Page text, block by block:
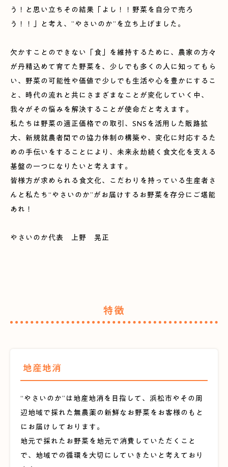
う！と思い立ちその結果「よし！！野菜を自分で売ろ
う！！」と考え、”やさいのか”を立ち上げました。
欠かすことのできない「食」を維持するために、農家の方々
が丹精込めて育てた野菜を、少しでも多くの人に知ってもら
い、野菜の可能性や価値で少しでも生活や心を豊かにするこ
と、時代の流れと共にさまざまなことが変化していく中、
我々がその悩みを解決することが使命だと考えます。
私たちは野菜の適正価格での取引、SNSを活用した販路拡
大、新規就農者間での協力体制の構築や、変化に対応するた
めの手伝いをすることにより、未来永劫続く食文化を支える
基盤の一つになりたいと考えます。
皆様方が求められる食文化、こだわりを持っている生産者さ
んと私たち“やさいのか”がお届けするお野菜を存分にご堪能
あれ！
やさいのか代表 上野 晃正
特徴
地産地消
“やさいのか”は地産地消を目指して、浜松市やその周
辺地域で採れた無農薬の新鮮なお野菜をお客様のもと
にお届けしております。
地元で採れたお野菜を地元で消費していただくこと
で、地域での循環を大切にしていきたいと考えており